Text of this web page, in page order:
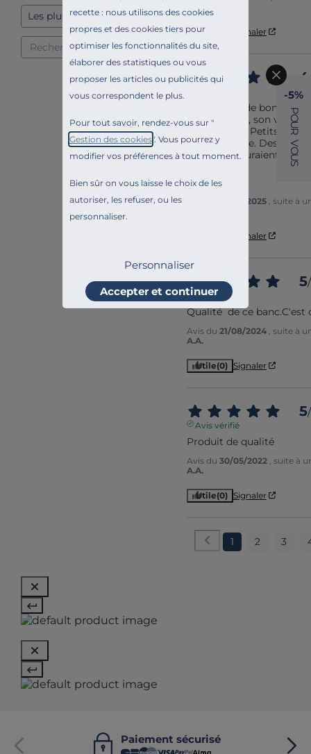
recette : nous utilisons des cookies
propres et des cookies tiers pour
optimiser les fonctionnalités du site,
élaborer des statistiques ou vous
proposer les articles ou publicités qui
vous correspondent le plus.
Pour tout savoir, rendez-vous sur "
Gestion des cookies". Vous pourrez y
modifier vos préférences à tout moment.
Bien sûr on vous laisse le choix de les
autoriser, les refuser, ou les
personnaliser.
Personnaliser
Accepter et continuer
Utile Signaler
4
Le banc est de bonne
est très belle, son visuel
de s'y assoir. Petits
pas très claire. Des
des pièces auraient étés
voir plus
19/09/2025
, suite à
Signaler
5/
Avis vérifié
Qualité  de ce banc.C'est
Avis du 21/08/2024
, suite à
A.A.
Utile(0) Signaler
5/
Avis vérifié
Produit de qualité
Avis du 30/05/2022
, suite à
A.A.
Utile(0) Signaler
1 2 3
Paiement sécurisé
-5%
P
O
U
R
V
O
U
S